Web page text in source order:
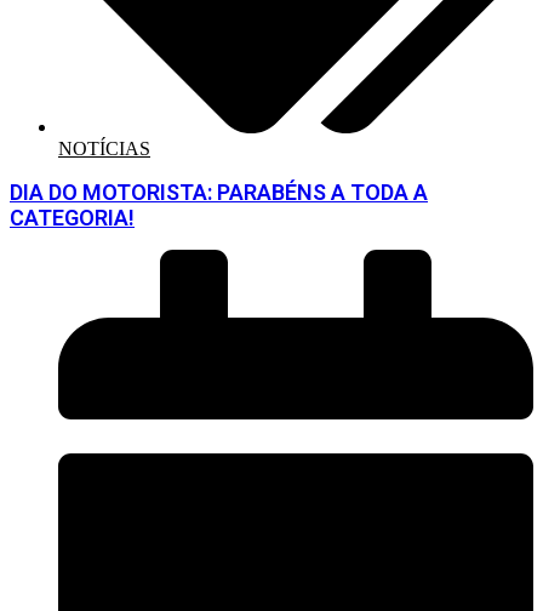
NOTÍCIAS
DIA DO MOTORISTA: PARABÉNS A TODA A
CATEGORIA!